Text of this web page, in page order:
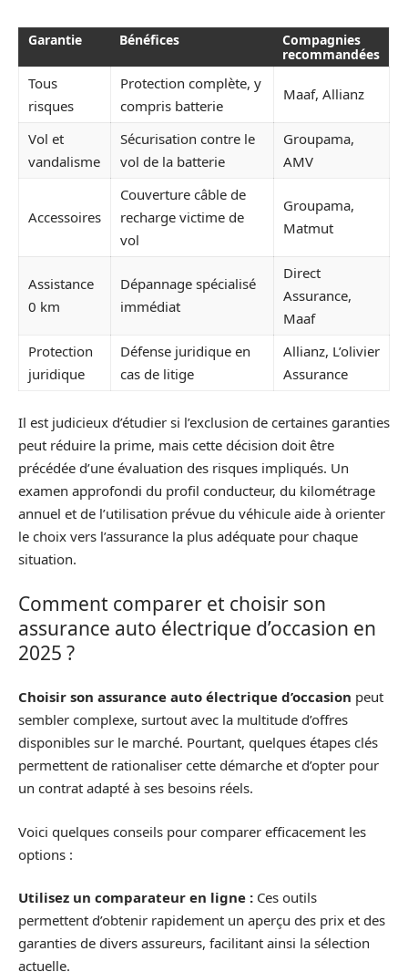
Garantie Bénéfices
Compagnies
recommandées
Tous
risques
Protection complète, y
compris batterie
Maaf, Allianz
Vol et
vandalisme
Sécurisation contre le
vol de la batterie
Groupama,
AMV
Accessoires
Couverture câble de
recharge victime de
vol
Groupama,
Matmut
Assistance
0 km
Dépannage spécialisé
immédiat
Direct
Assurance,
Maaf
Protection
juridique
Défense juridique en
cas de litige
Allianz, L’olivier
Assurance
Il est judicieux d’étudier si l’exclusion de certaines garanties
peut réduire la prime, mais cette décision doit être
précédée d’une évaluation des risques impliqués. Un
examen approfondi du profil conducteur, du kilométrage
annuel et de l’utilisation prévue du véhicule aide à orienter
le choix vers l’assurance la plus adéquate pour chaque
situation.
Comment comparer et choisir son
assurance auto électrique d’occasion en
2025 ?
Choisir son assurance auto électrique d’occasion peut
sembler complexe, surtout avec la multitude d’offres
disponibles sur le marché. Pourtant, quelques étapes clés
permettent de rationaliser cette démarche et d’opter pour
un contrat adapté à ses besoins réels.
Voici quelques conseils pour comparer efficacement les
options :
Utilisez un comparateur en ligne : Ces outils
permettent d’obtenir rapidement un aperçu des prix et des
garanties de divers assureurs, facilitant ainsi la sélection
actuelle.